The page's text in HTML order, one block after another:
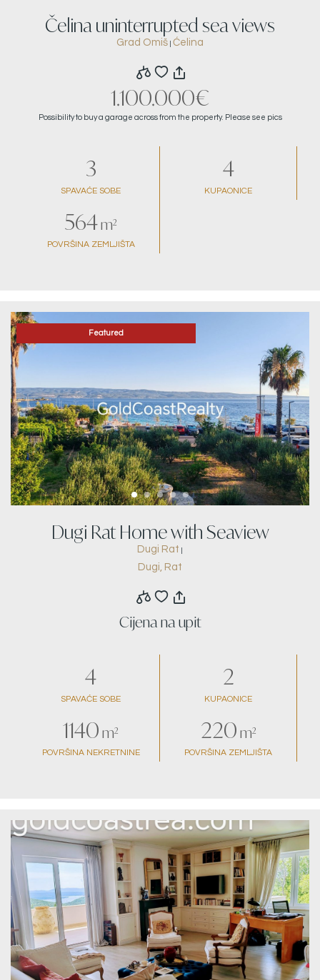
Čelina uninterrupted sea views
Grad Omiš Ćelina
1.100.000€
Possibility to buy a garage across from the property. Please see pics
3
SPAVAĆE SOBE
4
KUPAONICE
564m²
POVRŠINA ZEMLJIŠTA
Featured
Dugi Rat Home with Seaview
Dugi Rat
Dugi, Rat
Cijena na upit
4
SPAVAĆE SOBE
2
KUPAONICE
1140 m²
POVRŠINA NEKRETNINE
220 m²
POVRŠINA ZEMLJIŠTA